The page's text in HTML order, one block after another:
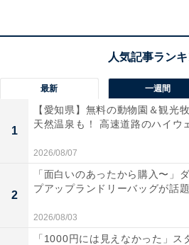
「氷取沢」の読み方は「ひとりざわ」
氷取沢は「ひとりざわ」と読みま
氷取沢町は古くは久良岐郡氷取沢
治22年）の市町村制施行の際、
村、田中村、栗木村、上中里村
（ひのしたむら）大字氷取沢と
1927年（昭和2年）に日下村が横
町が新設されました。
最新 一週間
1
【愛知県】無料の動物園＆観光
天然温泉も！ 高速道路のハイウ
2026/08/07
2
「面白いのあったから購入〜」
プアップランドリーバッグが話題
2026/08/03
「1000円には見えなかった」ス